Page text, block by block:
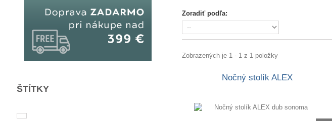
ŠTÍTKY
Zoradiť podľa:
Zobrazených je 1 - 1 z 1 položky
Nočný stolík ALEX